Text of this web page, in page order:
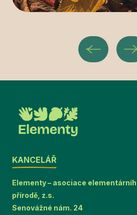
KANCELÁŘ
Elementy – asociace
přírodě, z.s.
Senovážné nám. 24